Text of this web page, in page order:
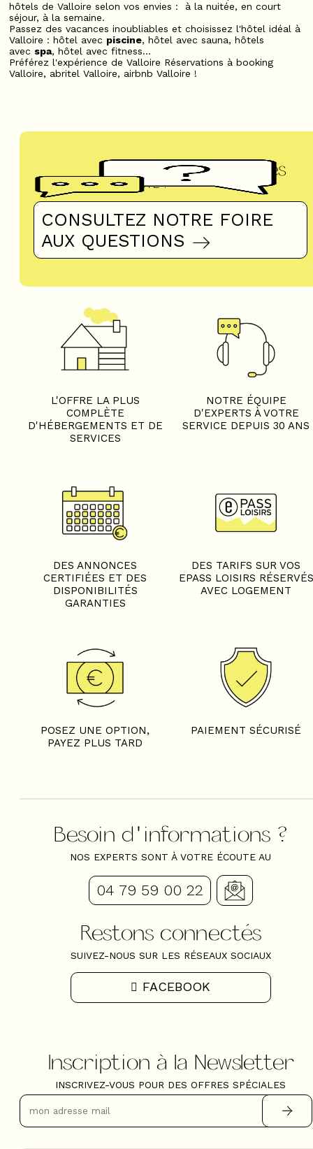
hôtels de Valloire selon vos envies : à la nuitée, en court
séjour, à la semaine.
Passez des vacances inoubliables et choisissez l'hôtel idéal à
Valloire : hôtel avec piscine, hôtel avec sauna, hôtels
avec spa, hôtel avec fitness...
Préférez l'expérience de Valloire Réservations à booking
Valloire, abritel Valloire, airbnb Valloire !
Questions fréquentes
UN DOUTE ?
CONSULTEZ NOTRE FOIRE
AUX QUESTIONS
L'OFFRE LA PLUS
COMPLÈTE
D'HÉBERGEMENTS ET DE
SERVICES
NOTRE ÉQUIPE
D'EXPERTS À VOTRE
SERVICE DEPUIS 30 ANS
DES ANNONCES
CERTIFIÉES ET DES
DISPONIBILITÉS
GARANTIES
DES TARIFS SUR VOS
EPASS LOISIRS RÉSERVÉS
AVEC LOGEMENT
POSEZ UNE OPTION,
PAYEZ PLUS TARD
PAIEMENT SÉCURISÉ
Besoin d'informations ?
NOS EXPERTS SONT À VOTRE ÉCOUTE AU
04 79 59 00 22
Restons connectés
SUIVEZ-NOUS SUR LES RÉSEAUX SOCIAUX
FACEBOOK
Inscription à la Newsletter
INSCRIVEZ-VOUS POUR DES OFFRES SPÉCIALES